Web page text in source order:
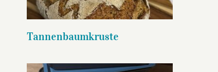
Tannenbaumkruste